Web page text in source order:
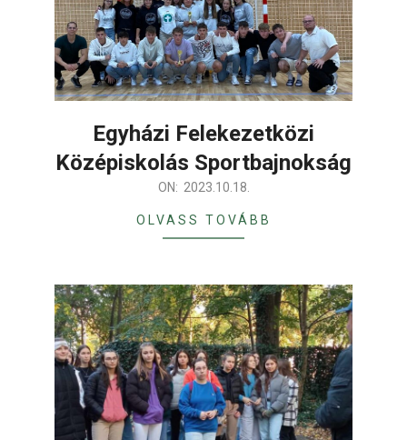
Egyházi Felekezetközi
Középiskolás Sportbajnokság
ON: 2023.10.18.
OLVASS TOVÁBB